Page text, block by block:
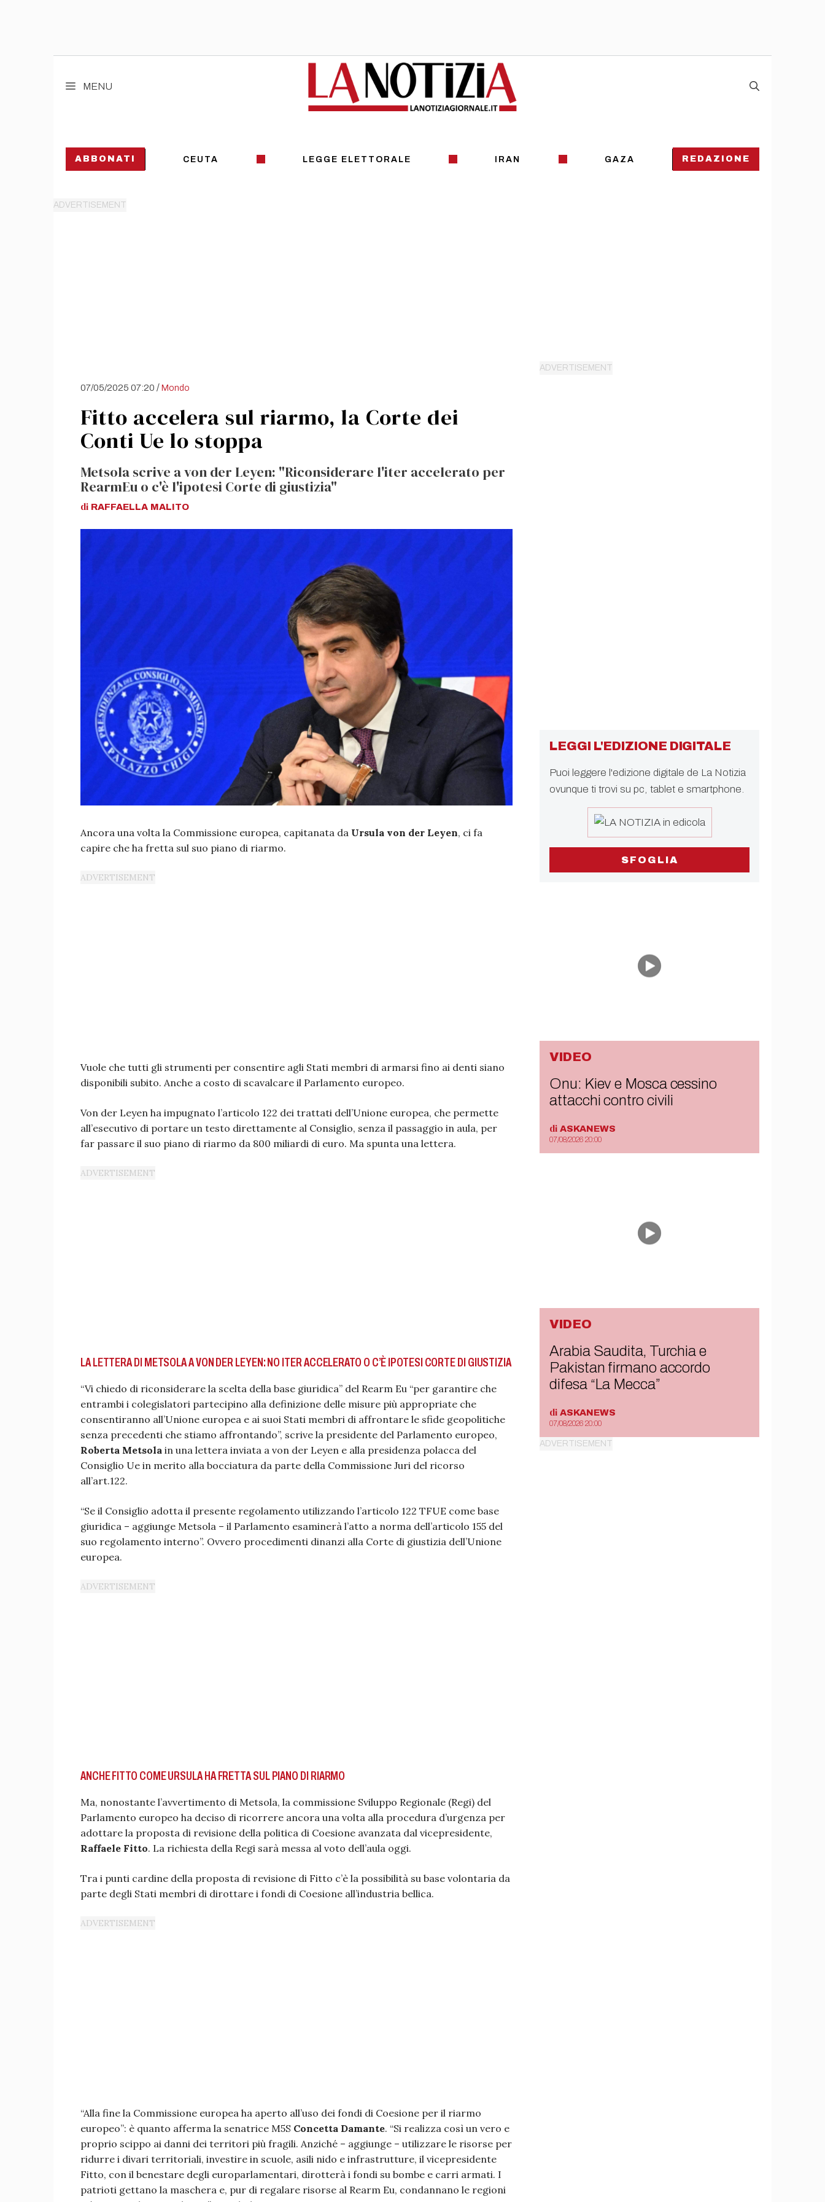
MENU
ABBONATI CEUTA LEGGE ELETTORALE IRAN GAZA REDAZIONE
07/05/2025 07:20 /Mondo
Fitto accelera sul riarmo, la Corte dei
Conti Ue lo stoppa
Metsola scrive a von der Leyen: "Riconsiderare l'iter accelerato per
RearmEu o c'è l'ipotesi Corte di giustizia"
di RAFFAELLA MALITO
Ancora una volta la Commissione europea, capitanata da Ursula von der Leyen, ci fa
capire che ha fretta sul suo piano di riarmo.
Vuole che tutti gli strumenti per consentire agli Stati membri di armarsi fino ai denti siano
disponibili subito. Anche a costo di scavalcare il Parlamento europeo.
Von der Leyen ha impugnato l’articolo 122 dei trattati dell’Unione europea, che permette
all’esecutivo di portare un testo direttamente al Consiglio, senza il passaggio in aula, per
far passare il suo piano di riarmo da 800 miliardi di euro. Ma spunta una lettera.
LA LETTERA DI METSOLA A VON DER LEYEN: NO ITER ACCELERATO O C’È IPOTESI CORTE DI GIUSTIZIA
“Vi chiedo di riconsiderare la scelta della base giuridica” del Rearm Eu “per garantire che
entrambi i colegislatori partecipino alla definizione delle misure più appropriate che
consentiranno all’Unione europea e ai suoi Stati membri di affrontare le sfide geopolitiche
senza precedenti che stiamo affrontando”, scrive la presidente del Parlamento europeo,
Roberta Metsola in una lettera inviata a von der Leyen e alla presidenza polacca del
Consiglio Ue in merito alla bocciatura da parte della Commissione Juri del ricorso
all’art.122.
“Se il Consiglio adotta il presente regolamento utilizzando l’articolo 122 TFUE come base
giuridica – aggiunge Metsola – il Parlamento esaminerà l’atto a norma dell’articolo 155 del
suo regolamento interno”. Ovvero procedimenti dinanzi alla Corte di giustizia dell’Unione
europea.
ANCHE FITTO COME URSULA HA FRETTA SUL PIANO DI RIARMO
Ma, nonostante l’avvertimento di Metsola, la commissione Sviluppo Regionale (Regi) del
Parlamento europeo ha deciso di ricorrere ancora una volta alla procedura d’urgenza per
adottare la proposta di revisione della politica di Coesione avanzata dal vicepresidente,
Raffaele Fitto. La richiesta della Regi sarà messa al voto dell’aula oggi.
Tra i punti cardine della proposta di revisione di Fitto c’è la possibilità su base volontaria da
parte degli Stati membri di dirottare i fondi di Coesione all’industria bellica.
“Alla fine la Commissione europea ha aperto all’uso dei fondi di Coesione per il riarmo
europeo”: è quanto afferma la senatrice M5S Concetta Damante. “Si realizza così un vero e
proprio scippo ai danni dei territori più fragili. Anziché – aggiunge – utilizzare le risorse per
ridurre i divari territoriali, investire in scuole, asili nido e infrastrutture, il vicepresidente
Fitto, con il benestare degli europarlamentari, dirotterà i fondi su bombe e carri armati. I
patrioti gettano la maschera e, pur di regalare risorse al Rearm Eu, condannano le regioni
LEGGI L'EDIZIONE DIGITALE
Puoi leggere l'edizione digitale de La Notizia
ovunque ti trovi su pc, tablet e smartphone.
SFOGLIA
VIDEO
Onu: Kiev e Mosca cessino
attacchi contro civili
di ASKANEWS
07/08/2026 20:00
VIDEO
Arabia Saudita, Turchia e
Pakistan firmano accordo
difesa “La Mecca”
di ASKANEWS
07/08/2026 20:00